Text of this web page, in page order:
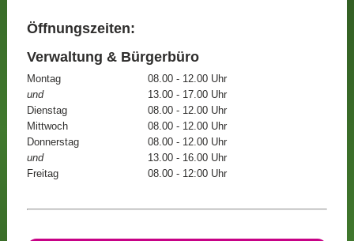
Öffnungszeiten:
Verwaltung & Bürgerbüro
Montag
08.00 - 12.00 Uhr
und
13.00 - 17.00 Uhr
Dienstag
08.00 - 12.00 Uhr
Mittwoch
08.00 - 12.00 Uhr
Donnerstag
08.00 - 12.00 Uhr
und
13.00 - 16.00 Uhr
Freitag
08.00 - 12:00 Uhr